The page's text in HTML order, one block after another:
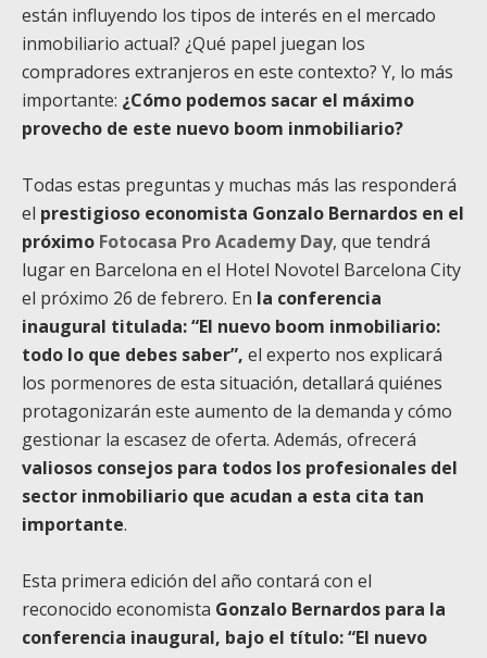
están influyendo los tipos de interés en el mercado
inmobiliario actual? ¿Qué papel juegan los
compradores extranjeros en este contexto? Y, lo más
importante: ¿Cómo podemos sacar el máximo
provecho de este nuevo boom inmobiliario?
Todas estas preguntas y muchas más las responderá
el prestigioso economista Gonzalo Bernardos en el
próximo Fotocasa Pro Academy Day, que tendrá
lugar en Barcelona en el Hotel Novotel Barcelona City
el próximo 26 de febrero. En la conferencia
inaugural titulada: “El nuevo boom inmobiliario:
todo lo que debes saber”, el experto nos explicará
los pormenores de esta situación, detallará quiénes
protagonizarán este aumento de la demanda y cómo
gestionar la escasez de oferta. Además, ofrecerá
valiosos consejos para todos los profesionales del
sector inmobiliario que acudan a esta cita tan
importante.
Esta primera edición del año contará con el
reconocido economista Gonzalo Bernardos para la
conferencia inaugural, bajo el título: “El nuevo